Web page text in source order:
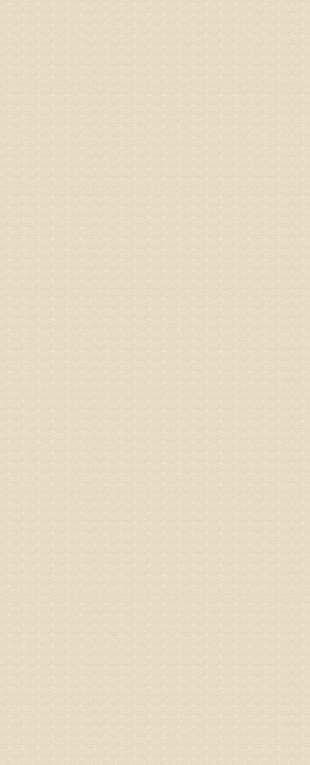
病情描
专家回
院直接
病情描
专家回
况，不
病情描
专家回
正骨、
病情描
之行右
专家回
姓名：
病情描
专家回
姓名：
病情描
2、通过
3、通过
通过上
来我院
专家回
你好，
失。
较严重
治疗方